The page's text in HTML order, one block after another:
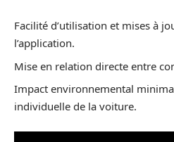
Facilité d’utilisation et mises à
l’application.
Mise en relation directe entre
Impact environnemental
individuelle de la voiture.